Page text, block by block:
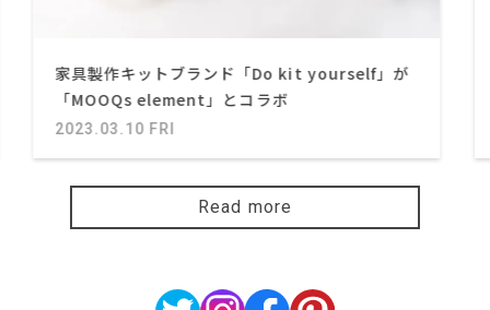
家具製作キットブランド「Do kit yourself」が
「MOOQs element」とコラボ
2023.03.10 FRI
Read more